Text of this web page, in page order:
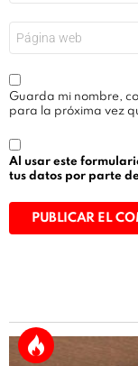
*
Guarda mi nombre,
para la próxima vez
Al usar este
tus datos por parte